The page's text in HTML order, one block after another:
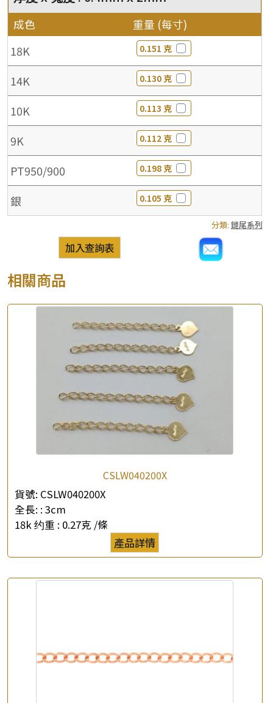
成色 重量 (每寸)
18K 0.151 克
14K 0.130 克
10K 0.113 克
9K 0.112 克
PT950/900 0.198 克
銀 0.105 克
分類: 鏈尾系列
加入查詢表
相關商品
CSLW040200X
貨號: CSLW040200X
全長: : 3cm
18k 约重 : 0.27克 /條
產品詳情